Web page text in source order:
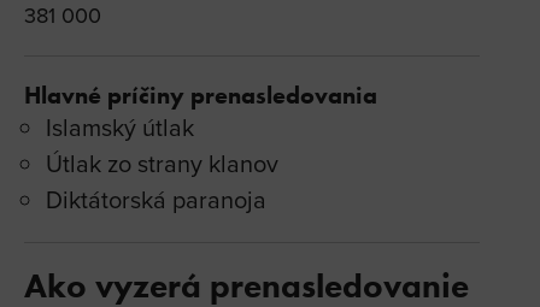
381 000
Hlavné príčiny prenasledovania
Islamský útlak
Útlak zo strany klanov
Diktátorská paranoja
Ako vyzerá prenasledovanie